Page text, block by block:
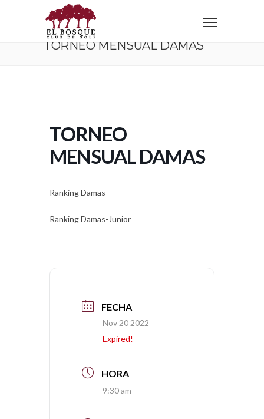
Home Torneo Mensual Damas
TORNEO MENSUAL DAMAS
TORNEO
MENSUAL DAMAS
Ranking Damas
Ranking Damas-Junior
FECHA
Nov 20 2022
Expired!
HORA
9:30 am